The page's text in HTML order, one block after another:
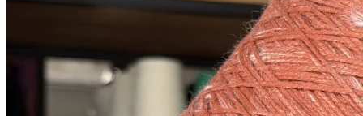
меринос 70%, хлопок 30%
оранжево-розовый
980₽